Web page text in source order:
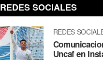
REDES SOCIALES
REDES
Uncaf en